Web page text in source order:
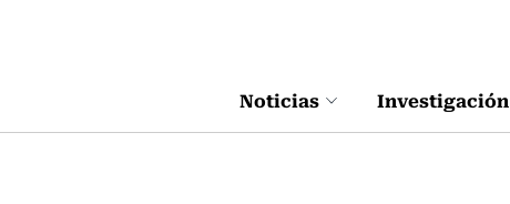
Noticias Investigación